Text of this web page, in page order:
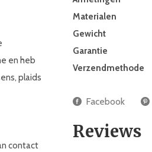
en heb
plaids
contact
Materialen
Gewicht
Garantie
Verzendmethode
Facebook
Reviews